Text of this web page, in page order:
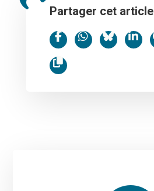
Partager cet article